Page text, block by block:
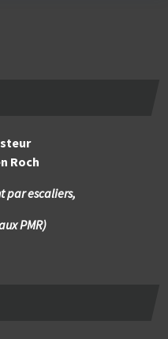
Roch
par escaliers,
PMR)